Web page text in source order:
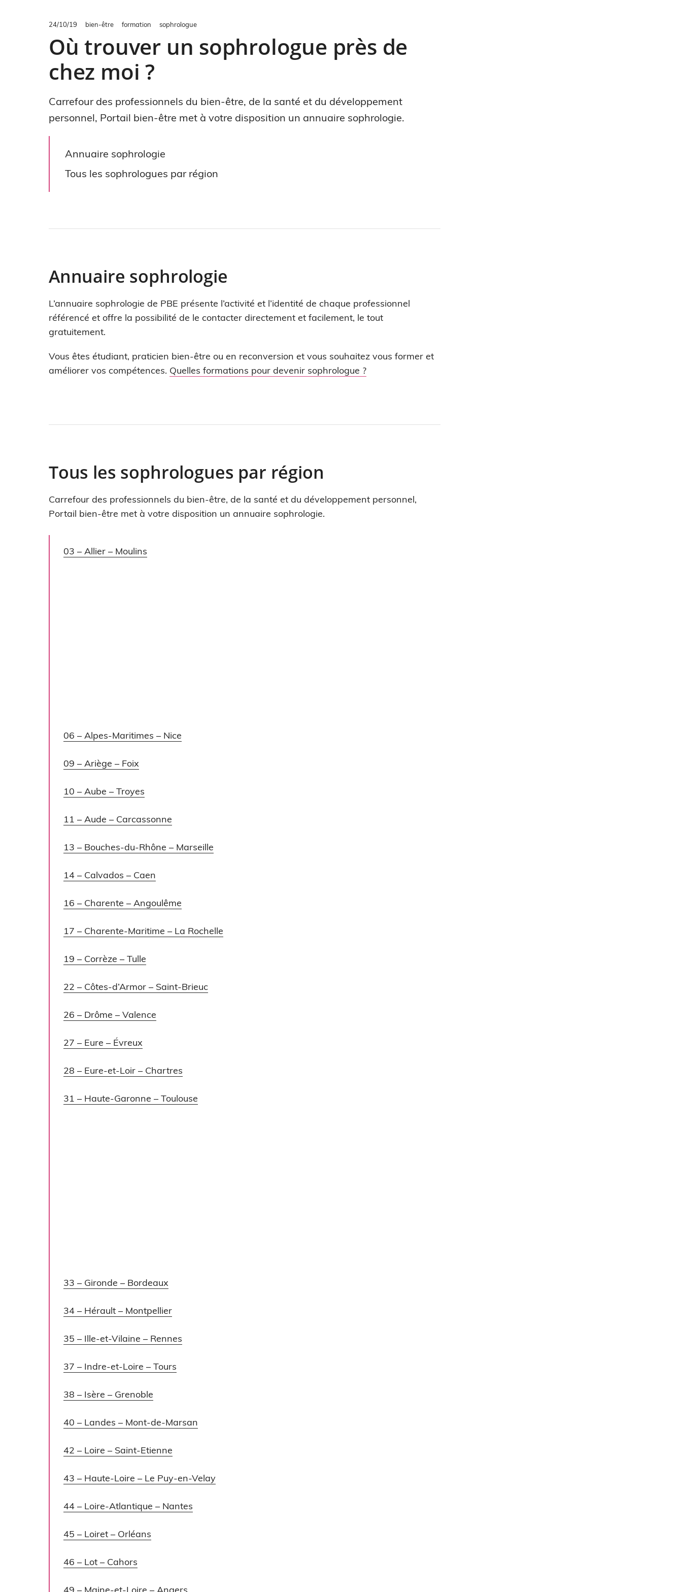
24/10/19 bien-être formation sophrologue
Où trouver un sophrologue près de
chez moi ?
Carrefour des professionnels du bien-être, de la santé et du développement
personnel, Portail bien-être met à votre disposition un annuaire sophrologie.
Annuaire sophrologie
Tous les sophrologues par région
Annuaire sophrologie
L’annuaire sophrologie de PBE présente l’activité et l’identité de chaque professionnel
référencé et offre la possibilité de le contacter directement et facilement, le tout
gratuitement.
Vous êtes étudiant, praticien bien-être ou en reconversion et vous souhaitez vous former et
améliorer vos compétences. Quelles formations pour devenir sophrologue ?
Tous les sophrologues par région
Carrefour des professionnels du bien-être, de la santé et du développement personnel,
Portail bien-être met à votre disposition un annuaire sophrologie.
03 – Allier – Moulins
06 – Alpes-Maritimes – Nice
09 – Ariège – Foix
10 – Aube – Troyes
11 – Aude – Carcassonne
13 – Bouches-du-Rhône – Marseille
14 – Calvados – Caen
16 – Charente – Angoulême
17 – Charente-Maritime – La Rochelle
19 – Corrèze – Tulle
22 – Côtes-d’Armor – Saint-Brieuc
26 – Drôme – Valence
27 – Eure – Évreux
28 – Eure-et-Loir – Chartres
31 – Haute-Garonne – Toulouse
33 – Gironde – Bordeaux
34 – Hérault – Montpellier
35 – Ille-et-Vilaine – Rennes
37 – Indre-et-Loire – Tours
38 – Isère – Grenoble
40 – Landes – Mont-de-Marsan
42 – Loire – Saint-Etienne
43 – Haute-Loire – Le Puy-en-Velay
44 – Loire-Atlantique – Nantes
45 – Loiret – Orléans
46 – Lot – Cahors
49 – Maine-et-Loire – Angers